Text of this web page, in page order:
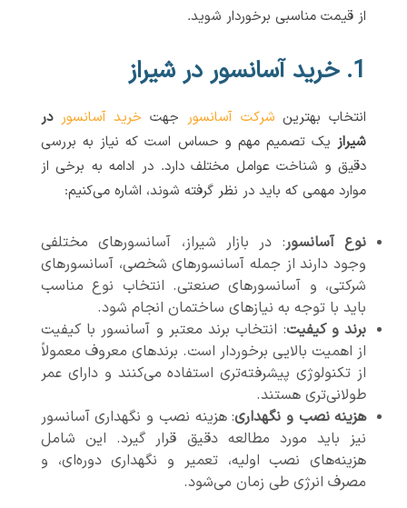
از قیمت مناسبی برخوردار شوید.
1. خرید آسانسور در شیراز
انتخاب بهترین شرکت آسانسور جهت خرید آسانسور در
شیرازیک تصمیم مهم و حساس است که نیاز به بررسی
دقیق و شناخت عوامل مختلف دارد. در ادامه به برخی از
موارد مهمی که باید در نظر گرفته شوند، اشاره می‌کنیم:
نوع آسانسور: در بازار شیراز، آسانسورهای مختلفی
وجود دارند از جمله آسانسورهای شخصی، آسانسورهای
شرکتی، و آسانسورهای صنعتی. انتخاب نوع مناسب
باید با توجه به نیازهای ساختمان انجام شود.
برند و کیفیت: انتخاب برند معتبر و آسانسور با کیفیت
از اهمیت بالایی برخوردار است. برندهای معروف معمولاً
از تکنولوژی پیشرفته‌تری استفاده می‌کنند و دارای عمر
طولانی‌تری هستند.
هزینه نصب و نگهداری: هزینه نصب و نگهداری آسانسور
نیز باید مورد مطالعه دقیق قرار گیرد. این شامل
هزینه‌های نصب اولیه، تعمیر و نگهداری دوره‌ای، و
مصرف انرژی طی زمان می‌شود.